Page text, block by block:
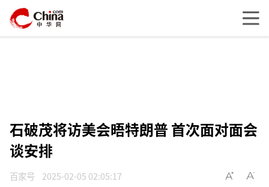
石破茂将访美会晤特朗普 首次面对面会
谈安排
百家号 2025-02-05 02:05:17